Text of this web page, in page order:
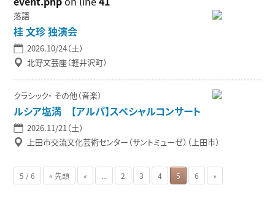
落語
桂 文珍 独演会
2026.10/24（土）
北野文芸座（軽井沢町）
クラシック その他（音楽）
ルシア塩満 【アルパ】スペシャルコンサート
2026.11/21（土）
上田市交流文化芸術センター（サントミューゼ）（上田市）
5 / 6 « 先頭 « ... 2 3 4 5 6 »